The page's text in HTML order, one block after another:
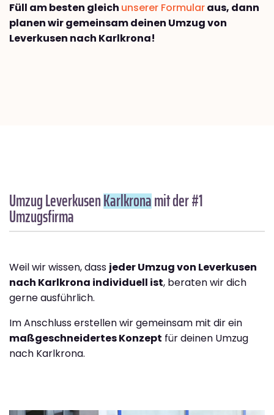
Füll am besten gleich unserer Formularaus, dann
planen wir gemeinsam deinen Umzug von
Leverkusen nach Karlkrona!
Umzug LeverkusenKarlkronamit der #1
Umzugsfirma
Weil wir wissen, dass jeder Umzug von Leverkusen
nach Karlkrona individuell ist, beraten wir dich
gerne ausführlich.
Im Anschluss erstellen wir gemeinsam mit dir ein
maßgeschneidertes Konzept für deinen Umzug
nach Karlkrona.